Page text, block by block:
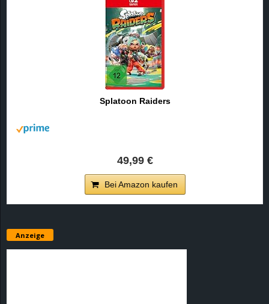
Splatoon Raiders
49,99 €
Bei Amazon kaufen
Anzeige